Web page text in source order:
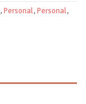
,Personal,Personal,